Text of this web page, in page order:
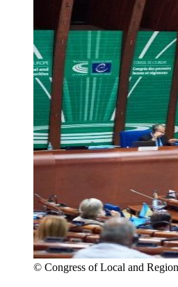
© Congress of Local and